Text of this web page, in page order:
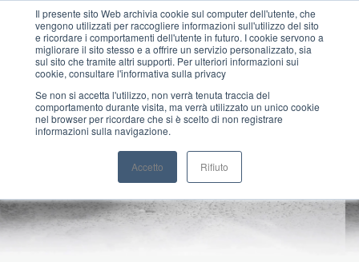
Il presente sito Web archivia cookie sul computer dell'utente, che
vengono utilizzati per raccogliere informazioni sull'utilizzo del sito
e ricordare i comportamenti dell'utente in futuro. I cookie servono a
migliorare il sito stesso e a offrire un servizio personalizzato, sia
sul sito che tramite altri supporti. Per ulteriori informazioni sui
cookie, consultare l'informativa sulla privacy
Se non si accetta l'utilizzo, non verrà tenuta traccia del
comportamento durante visita, ma verrà utilizzato un unico cookie
nel browser per ricordare che si è scelto di non registrare
informazioni sulla navigazione.
Accetto Rifiuto
MENU
NXH Precision
Helical Gearboxes